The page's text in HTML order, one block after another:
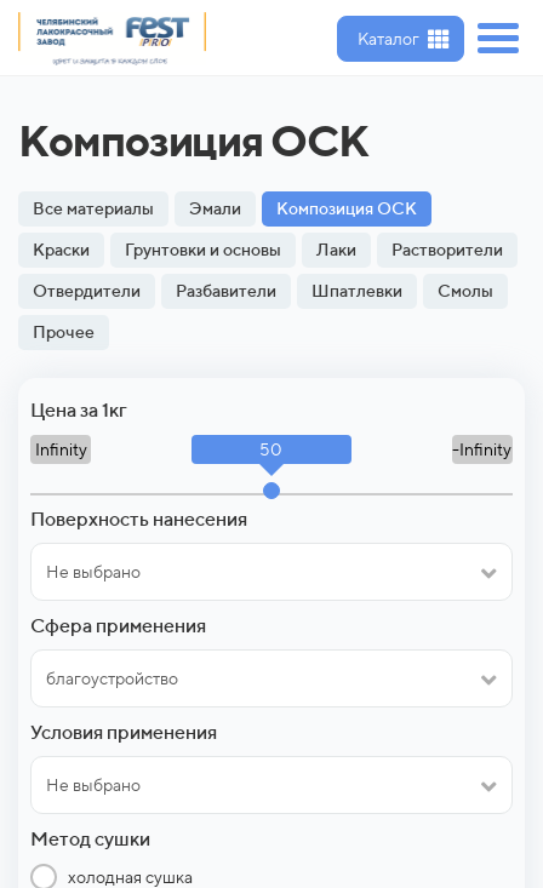
Каталог
Композиция ОСК
Все материалы Эмали Композиция ОСК
Краски Грунтовки и основы Лаки Растворители
Отвердители Разбавители Шпатлевки Смолы
Прочее
Цена за 1кг
Infinity 50 -Infinity
Поверхность нанесения
Не выбрано
Сфера применения
благоустройство
Условия применения
Не выбрано
Метод сушки
холодная сушка